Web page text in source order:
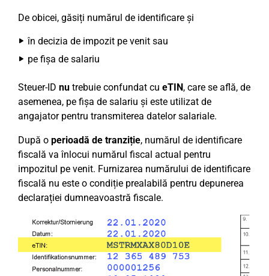
De obicei, găsiți numărul de identificare și
în decizia de impozit pe venit sau
pe fișa de salariu
Steuer-ID nu trebuie confundat cu eTIN, care se află, de
asemenea, pe fișa de salariu și este utilizat de
angajator pentru transmiterea datelor salariale.
După o perioadă de tranziție, numărul de identificare
fiscală va înlocui numărul fiscal actual pentru
impozitul pe venit. Furnizarea numărului de identificare
fiscală nu este o condiție prealabilă pentru depunerea
declarației dumneavoastră fiscale.